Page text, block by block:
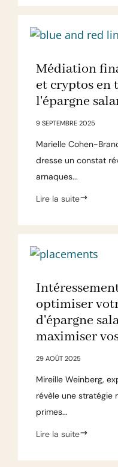
Médiation
et cryptos en
l'épargne
9 SEPTEMBRE 2025
Marielle Cohen-
dresse un constat
arnaques...
Lire la suite
optimiser
d'épargne
maximiser
29 AOÛT 2025
Mireille Weinberg,
révèle une stratégie
primes...
Lire la suite